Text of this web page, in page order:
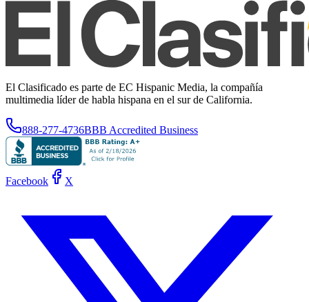
El Clasificado es parte de EC Hispanic Media, la compañía
multimedia líder de habla hispana en el sur de California.
888-277-4736BBB Accredited Business
Facebook X